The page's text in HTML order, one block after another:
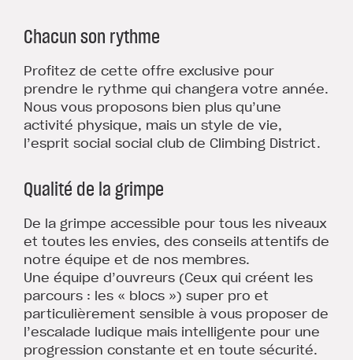
Chacun son rythme
Profitez de cette offre exclusive pour
prendre le rythme qui changera votre année.
Nous vous proposons bien plus qu’une
activité physique, mais un style de vie,
l’esprit social social club de Climbing District.
Qualité de la grimpe
De la grimpe accessible pour tous les niveaux
et toutes les envies, des conseils attentifs de
notre équipe et de nos membres.
Une équipe d’ouvreurs (Ceux qui créent les
parcours : les « blocs ») super pro et
particulièrement sensible à vous proposer de
l’escalade ludique mais intelligente pour une
progression constante et en toute sécurité.